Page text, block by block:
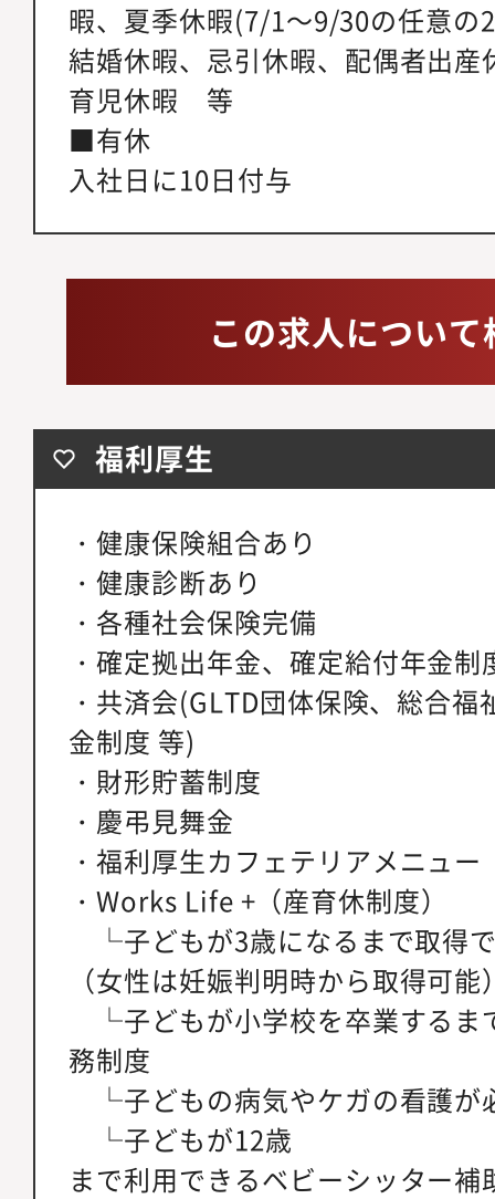
暇、夏季休暇(7/1～9/30の任意の
結婚休暇、忌引休暇、配偶者出
育児休暇 等
■有休
入社日に10日付与
この求人につい
福利厚生
・健康保険組合あり
・健康診断あり
・各種社会保険完備
・確定拠出年金、確定給付年金
・共済会(GLTD団体保険、総合
金制度 等)
・財形貯蓄制度
・慶弔見舞金
・福利厚生カフェテリアメニュー
・Works Life +（産育休制度）
└子どもが3歳になるまで取得
（女性は妊娠判明時から取得可能
└子どもが小学校を卒業するま
務制度
└子どもの病気やケガの看護が
└子どもが12歳
まで利用できるベビーシッター補